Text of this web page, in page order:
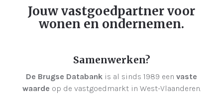
Jouw vastgoedpartner voor
wonen en ondernemen.
Samenwerken?
De Brugse Databank is al sinds 1989 een vaste
waarde op de vastgoedmarkt in West-Vlaanderen.